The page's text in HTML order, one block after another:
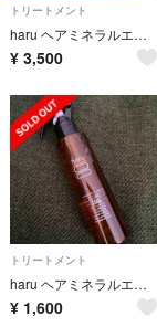
トリートメント
haru ヘアミネラルエッセンス
¥ 3,500
トリートメント
haru ヘアミネラルエッセンス
¥ 1,600